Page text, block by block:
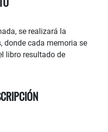
se realizará la
donde cada memoria se
libro resultado de